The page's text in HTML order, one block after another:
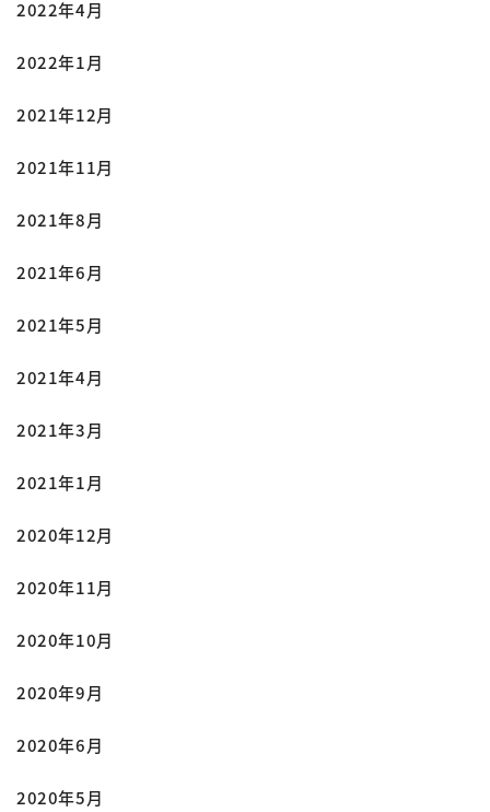
2022年4月
2022年1月
2021年12月
2021年11月
2021年8月
2021年6月
2021年5月
2021年4月
2021年3月
2021年1月
2020年12月
2020年11月
2020年10月
2020年9月
2020年6月
2020年5月